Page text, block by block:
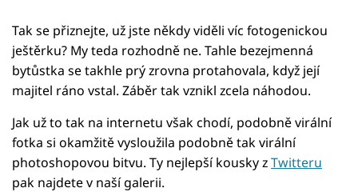
Tak se přiznejte, už jste někdy viděli víc fotogenickou
ještěrku? My teda rozhodně ne. Tahle bezejmenná
bytůstka se takhle prý zrovna protahovala, když její
majitel ráno vstal. Záběr tak vznikl zcela náhodou.
Jak už to tak na internetu však chodí, podobně virální
fotka si okamžitě vysloužila podobně tak virální
photoshopovou bitvu. Ty nejlepší kousky zTwitteru
pak najdete v naší galerii.